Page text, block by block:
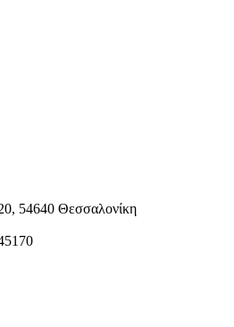
54640 Θεσσαλονίκη